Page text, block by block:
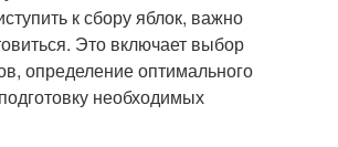
к сбору яблок, важно
Это включает выбор
определение оптимального
необходимых